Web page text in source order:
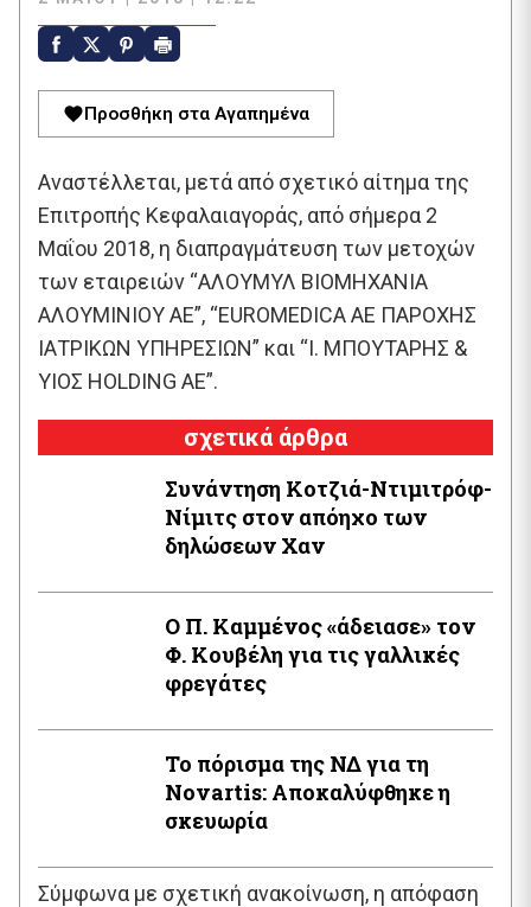
Προσθήκη στα Αγαπημένα
Αναστέλλεται, μετά από σχετικό αίτημα της
Επιτροπής Κεφαλαιαγοράς, από σήμερα 2
Μαΐου 2018, η διαπραγμάτευση των μετοχών
των εταιρειών “ΑΛΟΥΜΥΛ ΒΙΟΜΗΧΑΝΙΑ
ΑΛΟΥΜΙΝΙΟΥ ΑΕ”, “EUROMEDICA ΑΕ ΠΑΡΟΧΗΣ
ΙΑΤΡΙΚΩΝ ΥΠΗΡΕΣΙΩΝ” και “Ι. ΜΠΟΥΤΑΡΗΣ &
ΥΙΟΣ HOLDING AE”.
σχετικά άρθρα
Συνάντηση Κοτζιά-Ντιμιτρόφ-
Νίμιτς στον απόηχο των
δηλώσεων Χαν
Ο Π. Καμμένος «άδειασε» τον
Φ. Κουβέλη για τις γαλλικές
φρεγάτες
Το πόρισμα της ΝΔ για τη
Novartis: Αποκαλύφθηκε η
σκευωρία
Σύμφωνα με σχετική ανακοίνωση, η απόφαση